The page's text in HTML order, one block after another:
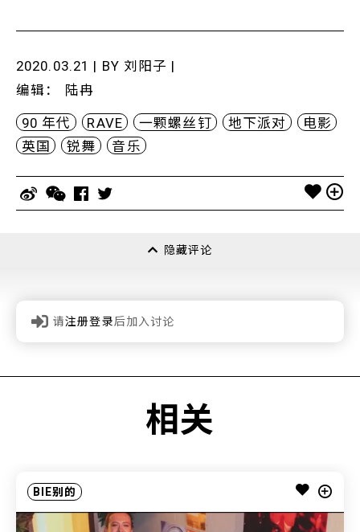
2020.03.21 | BY 刘阳子 |
编辑 ： 陆冉
90 年代 RAVE 一颗螺丝钉 地下派对
电影
英国
锐舞 音乐
隐藏评论
请注册登录后加入讨论
相关
BIE别的